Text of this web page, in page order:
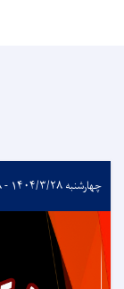
چهارشنبه ۱۴۰۴/۳/۲۸ - ۱۰:۴۸